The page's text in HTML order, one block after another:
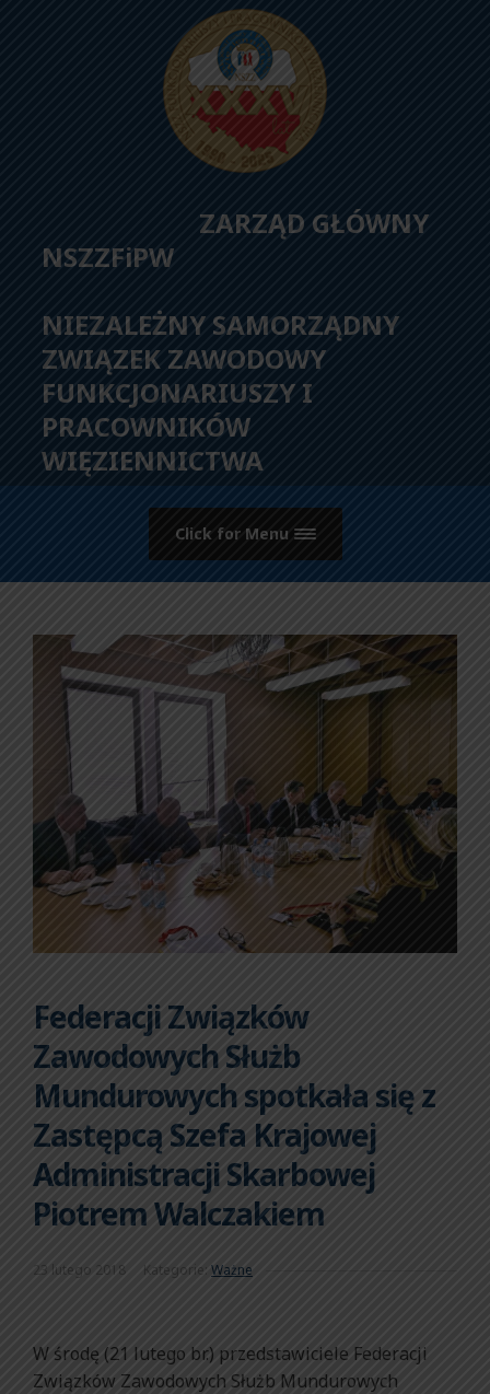
ZARZĄD GŁÓWNY
NSZZFiPW
NIEZALEŻNY SAMORZĄDNY
ZWIĄZEK ZAWODOWY
FUNKCJONARIUSZY I
PRACOWNIKÓW
WIĘZIENNICTWA
Click for Menu
Federacji Związków
Zawodowych Służb
Mundurowych spotkała się z
Zastępcą Szefa Krajowej
Administracji Skarbowej
Piotrem Walczakiem
23 lutego 2018 Kategorie: Ważne
W środę (21 lutego br.) przedstawiciele Federacji
Związków Zawodowych Służb Mundurowych